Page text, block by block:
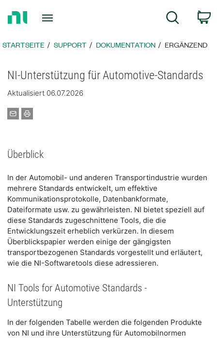
zur
Suche
STARTSEITE SUPPORT DOKUMENTATION ERGÄNZEND
NI-Unterstützung für Automotive-Standards
Aktualisiert 06.07.2026
Überblick
In der Automobil- und anderen Transportindustrie wurden
mehrere Standards entwickelt, um effektive
Kommunikationsprotokolle, Datenbankformate,
Dateiformate usw. zu gewährleisten. NI bietet speziell auf
diese Standards zugeschnittene Tools, die die
Entwicklungszeit erheblich verkürzen. In diesem
Überblickspapier werden einige der gängigsten
transportbezogenen Standards vorgestellt und erläutert,
wie die NI-Softwaretools diese adressieren.
NI Tools for Automotive Standards -
Unterstützung
In der folgenden Tabelle werden die folgenden Produkte
von NI und ihre Unterstützung für Automobilnormen